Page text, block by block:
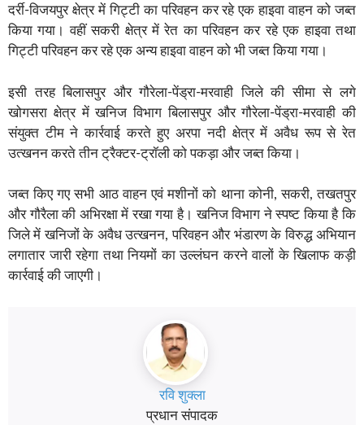
दर्री-विजयपुर क्षेत्र में गिट्टी का परिवहन कर रहे एक हाइवा वाहन को जब्त
किया गया। वहीं सकरी क्षेत्र में रेत का परिवहन कर रहे एक हाइवा तथा
गिट्टी परिवहन कर रहे एक अन्य हाइवा वाहन को भी जब्त किया गया।
इसी तरह बिलासपुर और गौरेला-पेंड्रा-मरवाही जिले की सीमा से लगे
खोगसरा क्षेत्र में खनिज विभाग बिलासपुर और गौरेला-पेंड्रा-मरवाही की
संयुक्त टीम ने कार्रवाई करते हुए अरपा नदी क्षेत्र में अवैध रूप से रेत
उत्खनन करते तीन ट्रैक्टर-ट्रॉली को पकड़ा और जब्त किया।
जब्त किए गए सभी आठ वाहन एवं मशीनों को थाना कोनी, सकरी, तखतपुर
और गौरैला की अभिरक्षा में रखा गया है। खनिज विभाग ने स्पष्ट किया है कि
जिले में खनिजों के अवैध उत्खनन, परिवहन और भंडारण के विरुद्ध अभियान
लगातार जारी रहेगा तथा नियमों का उल्लंघन करने वालों के खिलाफ कड़ी
कार्रवाई की जाएगी।
रवि शुक्ला
प्रधान संपादक